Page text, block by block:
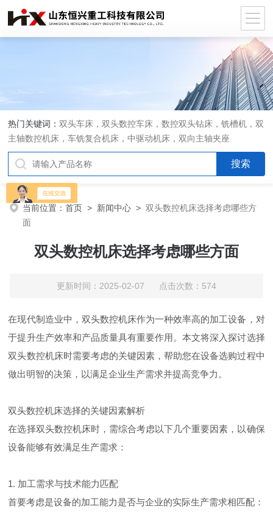
热门关键词：双头车床，双头数控车床，数控双头钻床，铣槽机，双
主轴数控机床，车铣复合机床，中驱动机床，双向主轴夹座
当前位置：首页 > 新闻中心 >双头数控机床选择考虑哪些方
面
双头数控机床选择考虑哪些方面
更新时间：2025-02-07 点击次数：574
在现代制造业中，双头数控机床作为一种效率高的加工设备，对
于提升生产效率和产品质量具有重要作用。本文将深入探讨选择
双头数控机床时需要考虑的关键因素，帮助您在设备选购过程中
做出明智的决策，以满足企业生产需求并提高竞争力。
双头数控机床选择的关键因素解析
在选择双头数控机床时，需综合考虑以下几个重要因素，以确保
设备能够有效满足生产需求：
1. 加工需求与技术能力匹配
首要考虑是设备的加工能力是否与企业的实际生产需求相匹配：